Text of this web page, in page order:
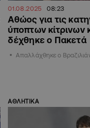
01.08.2025 08:23
Αθώος για τις
ύποπτων κίτρινων
δέχθηκε ο Πακετά
Απαλλάχθηκε ο
ΑΘΛΗΤΙΚΑ